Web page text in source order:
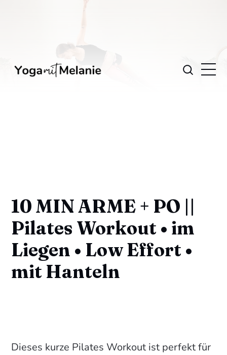
10 MIN ARME + PO ||
Pilates Workout • im
Liegen • Low Effort •
mit Hanteln
Dieses kurze Pilates Workout ist perfekt für